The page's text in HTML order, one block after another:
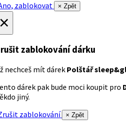
zablokovat
× Zpět
zablokování dárku
nechceš mít dárek Polštář
dárek pak bude moci koupit pro
jiný.
zablokování
× Zpět